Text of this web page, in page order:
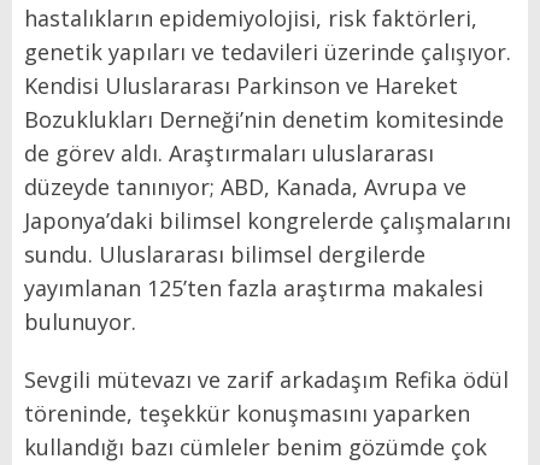
hastalıkların epidemiyolojisi, risk faktörleri,
genetik yapıları ve tedavileri üzerinde çalışıyor.
Kendisi Uluslararası Parkinson ve Hareket
Bozuklukları Derneği’nin denetim komitesinde
de görev aldı. Araştırmaları uluslararası
düzeyde tanınıyor; ABD, Kanada, Avrupa ve
Japonya’daki bilimsel kongrelerde çalışmalarını
sundu. Uluslararası bilimsel dergilerde
yayımlanan 125’ten fazla araştırma makalesi
bulunuyor.
Sevgili mütevazı ve zarif arkadaşım Refika ödül
töreninde, teşekkür konuşmasını yaparken
kullandığı bazı cümleler benim gözümde çok